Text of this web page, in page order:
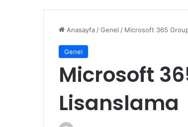
Anasayfa /Genel / Microsoft 365
Genel
Microsoft
Lisanslama